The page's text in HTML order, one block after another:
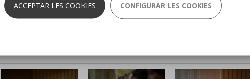
més extrem i visible. Finalment,Javier Lafuente, rector
paper de la universitat: un motor de canvi social.
ACCEPTAR LES COOKIES CONFIGURAR LES COOKIES